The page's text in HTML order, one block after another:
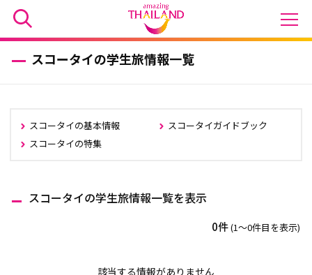
スコータイの学生旅情報一覧
スコータイの基本情報
スコータイガイドブック
スコータイの特集
スコータイの学生旅情報一覧を表示
0件(1〜0件目を表示)
該当する情報がありません